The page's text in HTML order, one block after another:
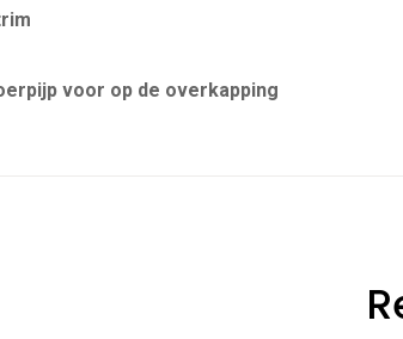
voor op de overkapping